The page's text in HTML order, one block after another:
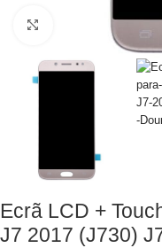
Ecrã LCD +
J7 2017 (J730)